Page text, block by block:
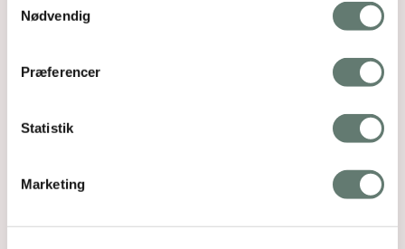
Nødvendig
Præferencer
Statistik
Marketing